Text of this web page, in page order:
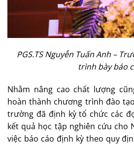
PGS.TS Nguyễn Tuấn Anh –
trình bày báo
Nhằm nâng cao chất lượng
hoàn thành chương trình đào
trường đã định kỳ tổ chức các
kết quả học tập nghiên cứu cho
việc báo cáo định kỳ theo quy